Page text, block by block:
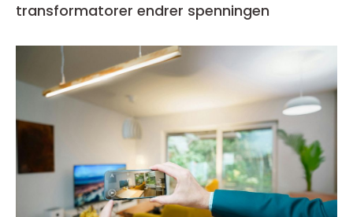
transformatorer endrer spenningen